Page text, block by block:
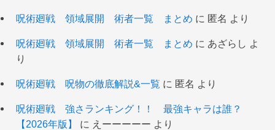
呪術廻戦 領域展開 術者一覧 まとめ に 匿名 より
呪術廻戦 領域展開 術者一覧 まとめ に あざらし よ
り
呪術廻戦 呪物の徹底解説&一覧 に 匿名 より
呪術廻戦 強さランキング！！ 最強キャラは誰？
【2026年版】
に えーーーーー より